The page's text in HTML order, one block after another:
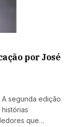
por José
A segunda edição
que…